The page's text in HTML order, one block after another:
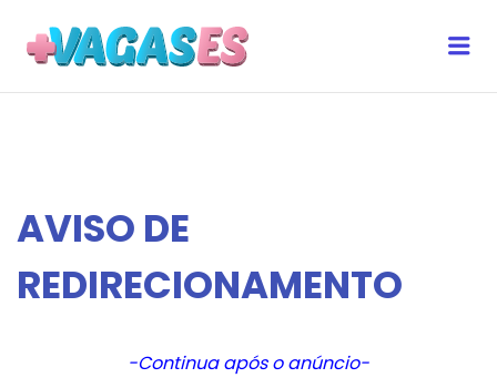
AVISO DE
REDIRECIONAMENTO
-Continua após o anúncio-